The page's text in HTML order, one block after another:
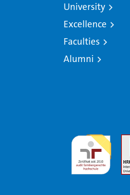
University
Excellence
Faculties
Alumni